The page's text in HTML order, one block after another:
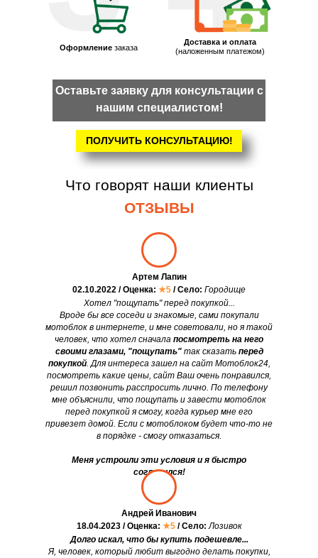
Оформление заказа
Доставка и оплата
(наложенным платежом)
ПОЛУЧИТЬ КОНСУЛЬТАЦИЮ!
Оставьте заявку для консультации с
нашим специалистом!
Что говорят наши клиенты
ОТЗЫВЫ
Хотел "пощупать" перед покупкой...
Вроде бы все соседи и знакомые, сами покупали
мотоблок в интернете, и мне советовали, но я такой
человек, что хотел сначала посмотреть на него
своими глазами, "пощупать"так сказать перед
покупкой. Для интереса зашел на сайт Мотоблок24,
посмотреть какие цены, сайт Ваш очень понравился,
решил позвонить расспросить лично. По телефону
мне объяснили, что пощупать и завести мотоблок
перед покупкой я смогу, когда курьер мне его
привезет домой. Если с мотоблоком будет что-то не
в порядке - смогу отказаться.
Меня устроили эти условия и я быстро
согласился!
Артем Лапин
02.10.2022 / Оценка: ★5 / Село: Городище
Долго искал, что бы купить подешевле...
Я, человек, который любит выгодно делать покупки,
Андрей Иванович
18.04.2023 / Оценка: ★5 / Село: Лозивок